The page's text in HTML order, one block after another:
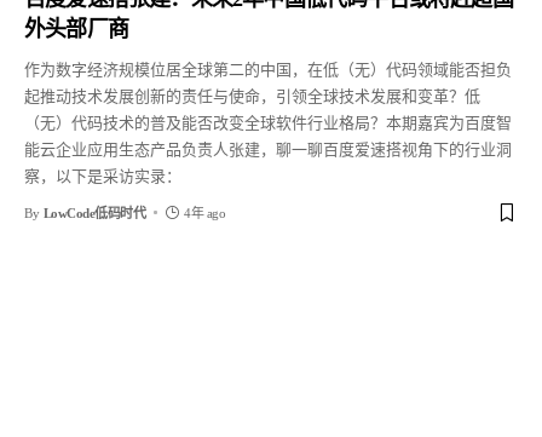
外头部厂商
作为数字经济规模位居全球第二的中国，在低（无）代码领域能否担负
起推动技术发展创新的责任与使命，引领全球技术发展和变革？低
（无）代码技术的普及能否改变全球软件行业格局？本期嘉宾为百度智
能云企业应用生态产品负责人张建，聊一聊百度爱速搭视角下的行业洞
察，以下是采访实录：
By LowCode低码时代 4年 ago